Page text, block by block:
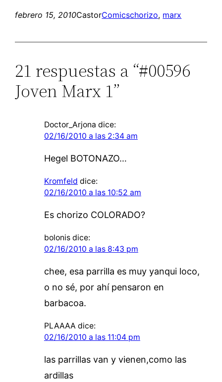
febrero 15, 2010CastorComicschorizo, marx
21 respuestas a “#00596
Joven Marx 1”
Doctor_Arjona dice:
02/16/2010 a las 2:34 am
Hegel BOTONAZO…
Kromfeld dice:
02/16/2010 a las 10:52 am
Es chorizo COLORADO?
bolonis dice:
02/16/2010 a las 8:43 pm
chee, esa parrilla es muy yanqui loco,
o no sé, por ahí pensaron en
barbacoa.
PLAAAA dice:
02/16/2010 a las 11:04 pm
las parrillas van y vienen,como las
ardillas